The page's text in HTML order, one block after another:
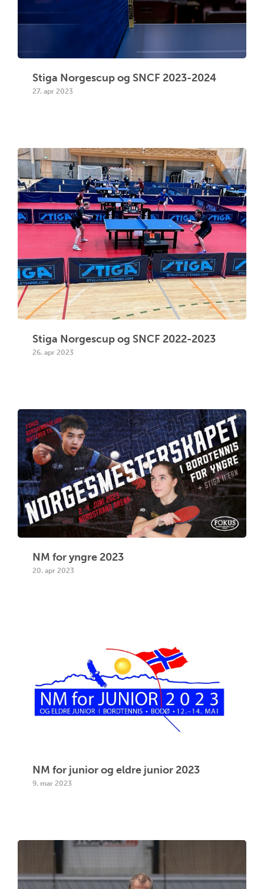
Stiga Norgescup og SNCF 2023-2024
27. apr 2023
Stiga Norgescup og SNCF 2022-2023
26. apr 2023
NM for yngre 2023
20. apr 2023
NM for junior og eldre junior 2023
9. mar 2023